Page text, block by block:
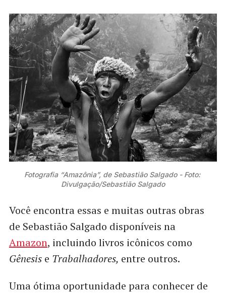
Fotografia “Amazônia”, de Sebastião Salgado - Foto:
Divulgação/Sebastião Salgado
Você encontra essas e muitas outras obras
de Sebastião Salgado disponíveis na
Amazon, incluindo livros icônicos como
Gênesise Trabalhadores, entre outros.
Uma ótima oportunidade para conhecer de